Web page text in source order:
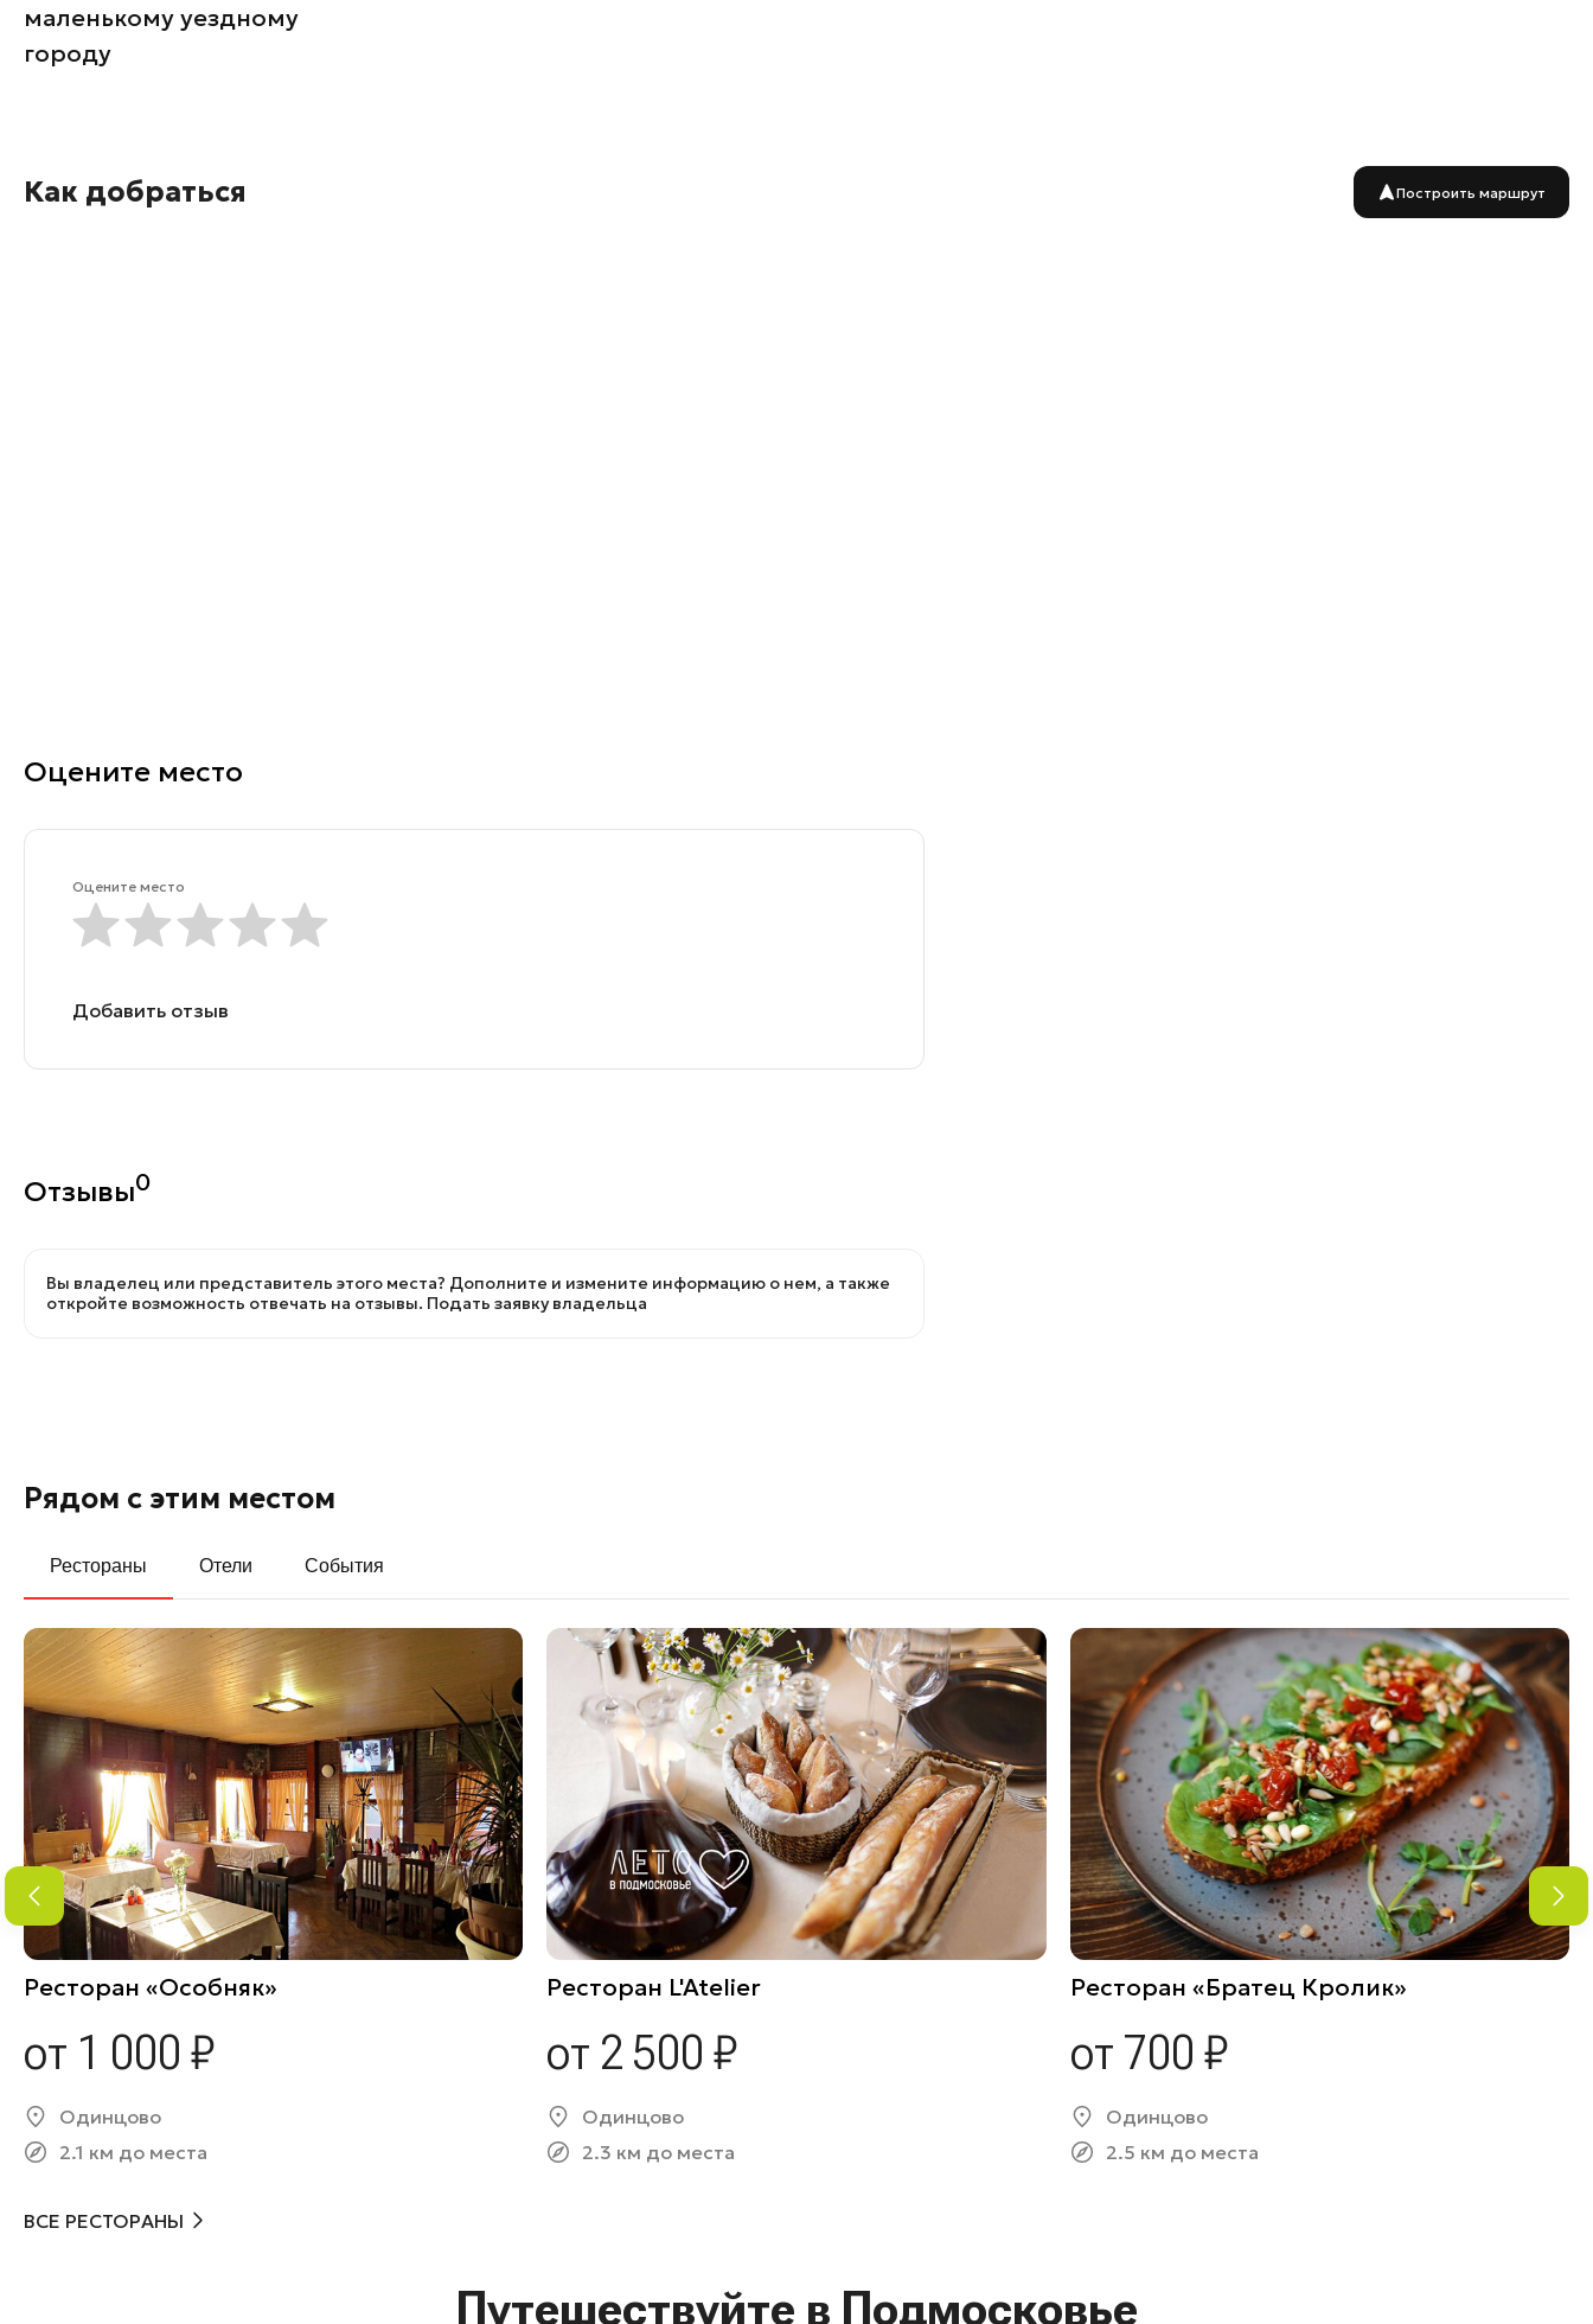
маленькому уездному
городу
Как добраться Построить маршрут
Оцените место
Оцените место
Добавить отзыв
Отзывы0
Вы владелец или представитель этого места? Дополните и измените информацию о нем, а также
откройте возможность отвечать на отзывы. Подать заявку владельца
Рядом с этим местом
Рестораны Отели События
Ресторан «Особняк»
от 1 000 ₽
Одинцово
2.1 км до места
Ресторан L'Atelier
от 2 500 ₽
Одинцово
2.3 км до места
Ресторан «Братец Кролик»
от 700 ₽
Одинцово
2.5 км до места
ВСЕ РЕСТОРАНЫ
Путешествуйте в Подмосковье